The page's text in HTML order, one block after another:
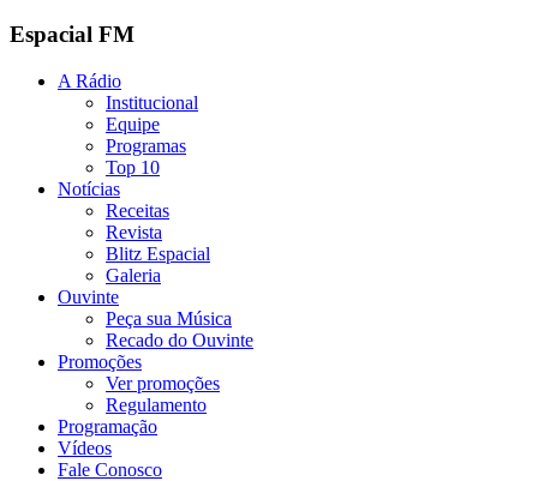
Espacial FM
A Rádio
Institucional
Equipe
Programas
Top 10
Notícias
Receitas
Revista
Blitz Espacial
Galeria
Ouvinte
Peça sua Música
Recado do Ouvinte
Promoções
Ver promoções
Regulamento
Programação
Vídeos
Fale Conosco